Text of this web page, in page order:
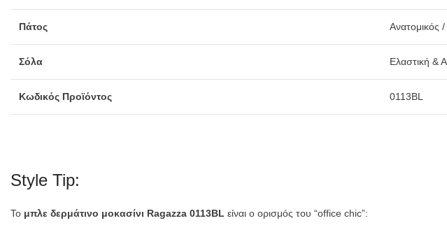
Πάτος Ανατομικός
Σόλα Ελαστική &
Κωδικός Προϊόντος 0113BL
Style Tip:
Το μπλε δερμάτινο μοκασίνι Ragazza 0113BL είναι ο ορισμός του “office chic”: